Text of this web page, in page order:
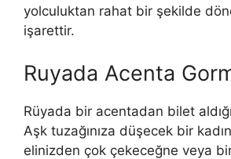
yolculuktan rahat bir şekilde
işarettir.
Ruyada Acenta
Rüyada bir acentadan bilet
Aşk tuzağınıza düşecek bir
elinizden çok çekeceğne veya